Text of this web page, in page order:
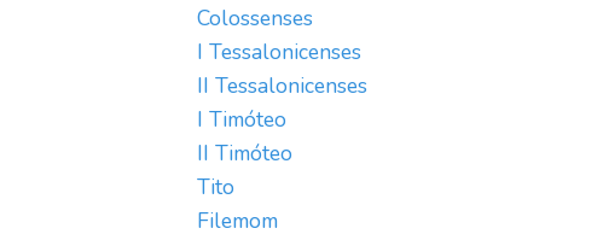
Colossenses
I Tessalonicenses
II Tessalonicenses
I Timóteo
II Timóteo
Tito
Filemom